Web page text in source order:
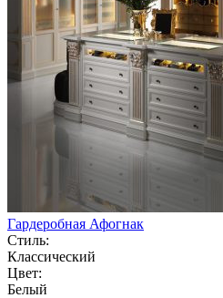
Гардеробная Афогнак
Стиль:
Классический
Цвет:
Белый